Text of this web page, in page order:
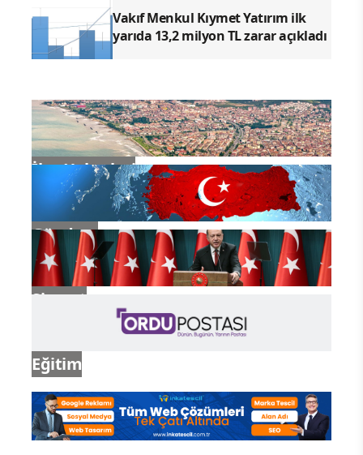
sağlıklı beslenmenin vazgeçilmezleri
arasında.
Çetin,yapılan güncel araştırmalara da
değinerek şunları söyledi;“Araştırmalar
gösteriyor ki, düzenli baklagiller tüketen
kişilerde kolesterol ve tansiyon değerleri
daha düşük seyrediyor, vücut kitle indeksi
daha sağlıklı oluyor ve Tip 2 diyabet riski
azalıyor. Ayrıca 2023 yılında yayımlanan
kapsamlı bir çalışma ise, günlük
beslenmeye yaklaşık 50 gram baklagiller
eklenmesinin dış etkenlere bağlı olmayan
ölüm riskini yüzde 6 oranında azalttığını
ortaya koyuyor.”